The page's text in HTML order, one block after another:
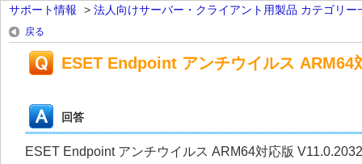
サポート情報 > 法人向けサーバー・クライアント用製品 カテゴリー
戻る
ESET Endpoint アンチウイルス
回答
ESET Endpoint アンチウイルス ARM64対応版